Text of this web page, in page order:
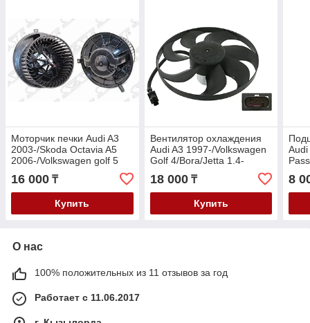
Моторчик печки Audi A3
2003-/Skoda Octavia A5
2006-/Volkswagen golf 5
2004-/Passat B6
2004-/Tiguan 2007-
16 000 ₸
Купить
Вентилятор охлаждения
Audi A3 1997-/Volkswagen
Golf 4/Bora/Jetta 1.4-
2.3/1.9TDi 1996>
18 000₸
Купить
Audi
8
О нас
100% положительных из 11 отзывов за год
Работает с 11.06.2017